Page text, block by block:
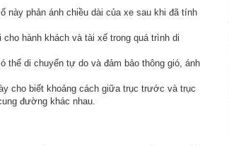
này phản ánh chiều dài của xe sau khi đã tính
hành khách và tài xế trong quá trình di
thể di chuyển tự do và đảm bảo thông gió, ánh
cho biết khoảng cách giữa trục trước và trục
đường khác nhau.